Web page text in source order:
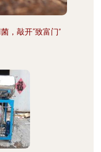
，敲开“致富门”